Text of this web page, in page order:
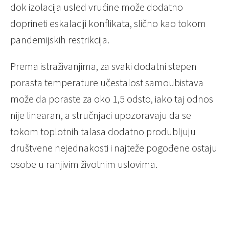
dok izolacija usled vrućine može dodatno
doprineti eskalaciji konflikata, slično kao tokom
pandemijskih restrikcija.
Prema istraživanjima, za svaki dodatni stepen
porasta temperature učestalost samoubistava
može da poraste za oko 1,5 odsto, iako taj odnos
nije linearan, a stručnjaci upozoravaju da se
tokom toplotnih talasa dodatno produbljuju
društvene nejednakosti i najteže pogođene ostaju
osobe u ranjivim životnim uslovima.